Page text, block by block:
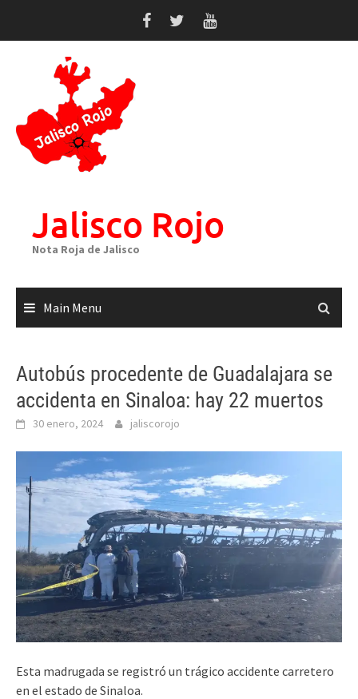
Jalisco Rojo
Nota Roja de Jalisco
Main Menu
Autobús procedente de Guadalajara se
accidenta en Sinaloa: hay 22 muertos
30 enero, 2024 jaliscorojo
Esta madrugada se registró un trágico accidente carretero
en el estado de Sinaloa.